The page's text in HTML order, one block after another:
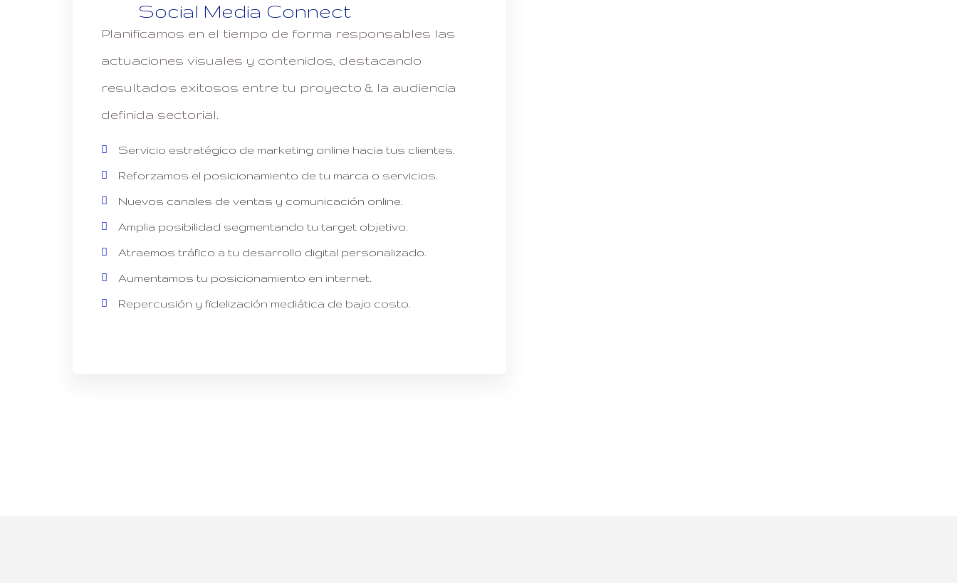
Social Media Connect
Planificamos en el tiempo de forma responsables las
actuaciones visuales y contenidos, destacando
resultados exitosos entre tu proyecto & la audiencia
definida sectorial.
Servicio estratégico de marketing online hacia tus clientes.
Reforzamos el posicionamiento de tu marca o servicios.
Nuevos canales de ventas y comunicación online.
Amplia posibilidad segmentando tu target objetivo.
Atraemos tráfico a tu desarrollo digital personalizado.
Aumentamos tu posicionamiento en internet.
Repercusión y fidelización mediática de bajo costo.